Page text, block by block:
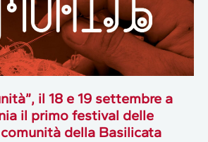
il 18 e 19 settembre a
il primo festival delle
della Basilicata